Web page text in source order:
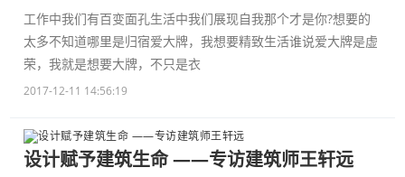
工作中我们有百变面孔生活中我们展现自我那个才是你?想要的
太多不知道哪里是归宿爱大牌，我想要精致生活谁说爱大牌是虚
荣，我就是想要大牌，不只是衣
2017-12-11 14:56:19
设计赋予建筑生命 ——专访建筑师王轩远